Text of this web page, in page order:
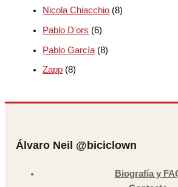
Nicola Chiacchio (8)
Pablo D'ors (6)
Pablo García (8)
Zapp (8)
Álvaro Neil @biciclown
Biografía y